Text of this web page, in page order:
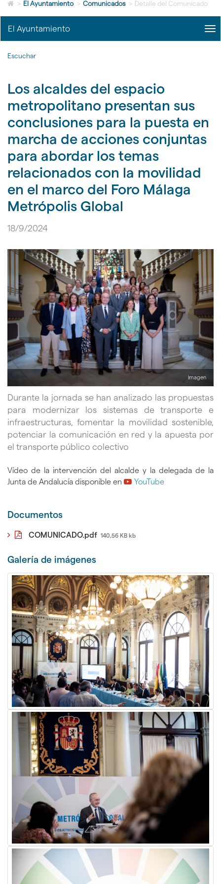
idioma
Icono
para
ir
la
inicio
> El Ayuntamiento > Comunicados > Detalle del Comunicado
El Ayuntamiento
Escuchar
Los alcaldes del espacio
metropolitano presentan sus
conclusiones para la puesta en
marcha de acciones conjuntas
para abordar los temas
relacionados con la movilidad
en el marco del Foro Málaga
Metrópolis Global
18/9/2024
Imagen
Durante la jornada se han analizado las propuestas
para modernizar los sistemas de transporte e
infraestructuras, fomentar la movilidad sostenible,
potenciar la comunicación en red y la apuesta por
el transporte público colectivo
Vídeo de la intervención del alcalde y la delegada de la
Junta de Andalucía disponible en
YouTube
Documentos
COMUNICADO.pdf 140,56 KB kb
Galerí­a de imágenes